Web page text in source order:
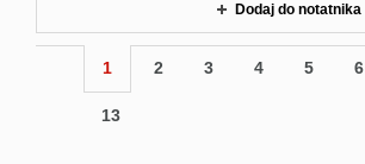
Dodaj do notatnika
1 2 3 4 5 6
13